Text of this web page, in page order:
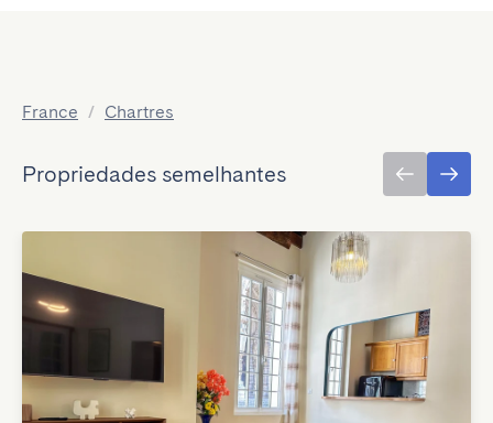
France / Chartres
Propriedades semelhantes